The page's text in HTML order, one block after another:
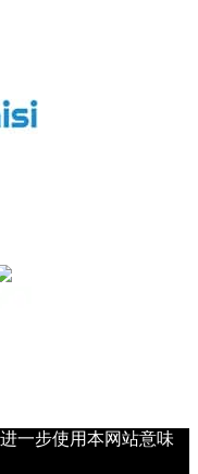
一步使用本网站意味